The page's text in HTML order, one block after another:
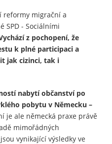
reformy migrační a
SPD - Sociálními
z pochopení, že
k plné participaci a
jak cizinci, tak i
nabytí občanství po
pobytu v Německu –
je ale německá praxe právě
mimořádných
vynikající výsledky ve